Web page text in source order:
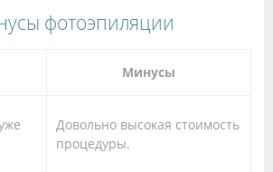
фотоэпиляции
Минусы
Довольно высокая стоимость
процедуры.